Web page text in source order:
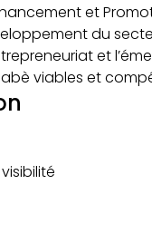
et
du
et
viables et